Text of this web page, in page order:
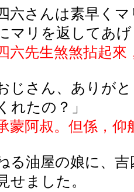
六さんは素早く
マリを返してあ
六先生煞煞拈起來
おじさん、ありが
れたの？」
蒙阿叔。但係，
る油屋の娘に、
せました。